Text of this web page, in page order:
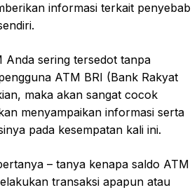
informasi terkait penyebab
Anda sering tersedot tanpa
ATM BRI (Bank Rakyat
maka akan sangat cocok
menyampaikan informasi serta
pada kesempatan kali ini.
– tanya kenapa saldo ATM
transaksi apapun atau